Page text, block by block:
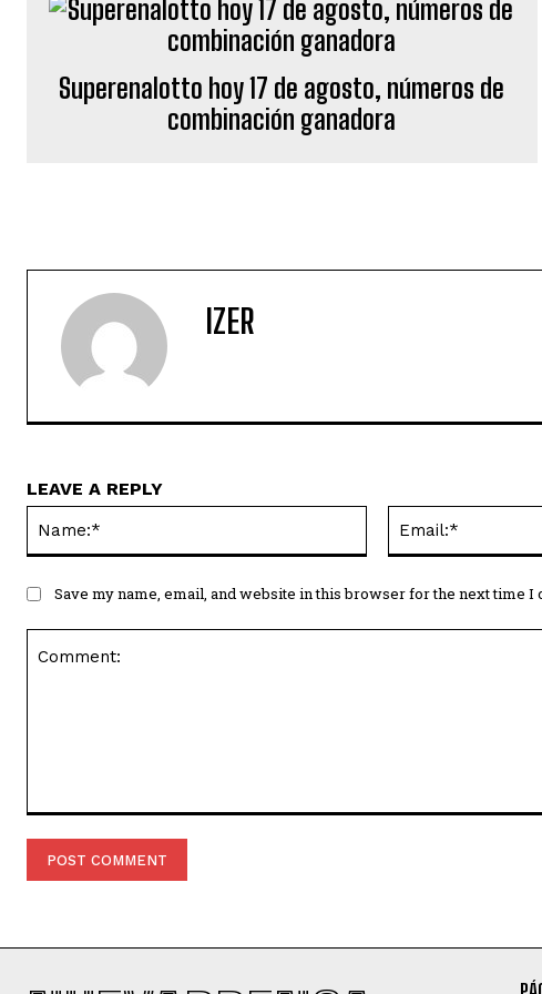
Superenalotto hoy 17 de agosto, números de
combinación ganadora
IZER
LEAVE A REPLY
Save my name, email, and website in this browser for the next time I